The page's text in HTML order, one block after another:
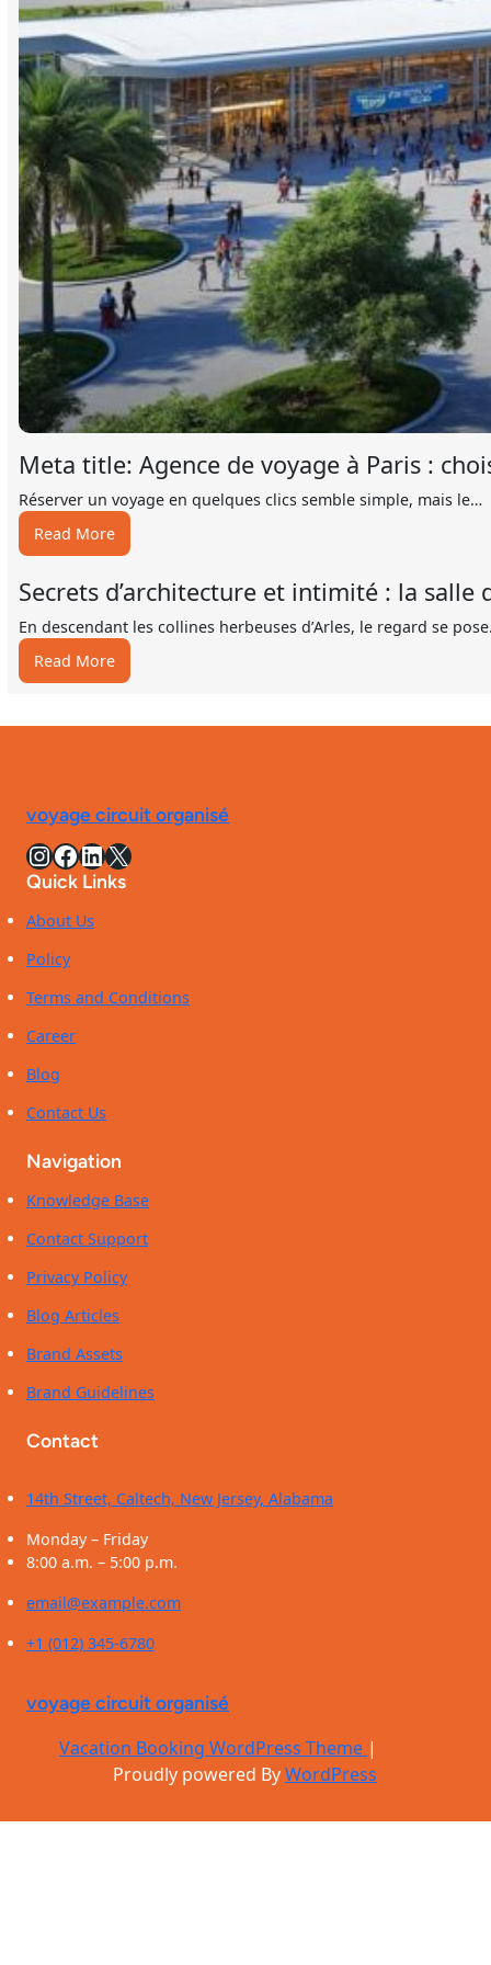
Meta title: Agence de voyage à Paris :
Réserver un voyage en quelques clics semble simple, mais le…
Read More:
Meta
title:
Agence
de
voyage
pas
en
2026
Secrets d’architecture et intimité : la
En descendant les collines herbeuses d’Arles, le regard se
Read More:
Secrets
et
salle
de
bains
iconique
voyage circuit organisé
InstagramFacebook LinkedIn X
Quick Links
About Us
Policy
Terms and Conditions
Career
Blog
Contact Us
Navigation
Knowledge Base
Contact Support
Privacy Policy
Blog Articles
Brand Assets
Brand Guidelines
Contact
14th Street, Caltech, New Jersey, Alabama
Monday – Friday
8:00 a.m. – 5:00 p.m.
email@example.com
+1 (012) 345-6780
voyage circuit organisé
Vacation Booking WordPress Theme |
Proudly powered ByWordPress